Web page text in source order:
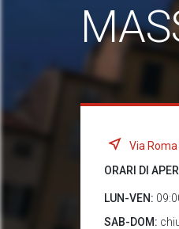
Via
ORARI DI
LUN-VEN:
SAB-DOM: